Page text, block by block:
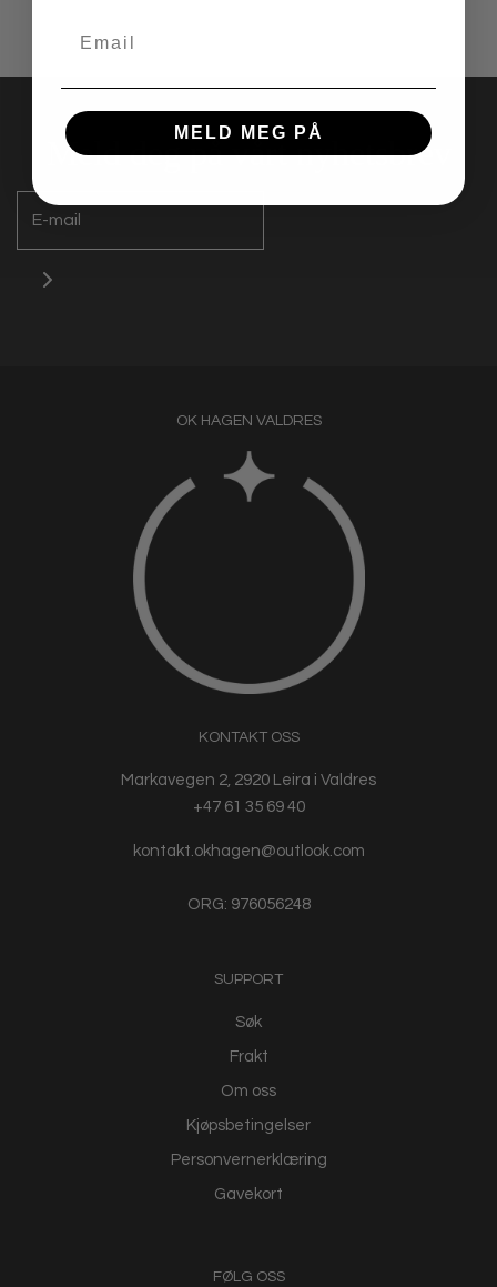
Meld deg på vårt nyhetsbrev
OK HAGEN VALDRES
KONTAKT OSS
Markavegen 2, 2920 Leira i Valdres
+47 61 35 69 40
kontakt.okhagen@outlook.com
ORG: 976056248
SUPPORT
Søk
Frakt
Om oss
Kjøpsbetingelser
Personvernerklæring
Gavekort
FØLG OSS
MELD MEG PÅ